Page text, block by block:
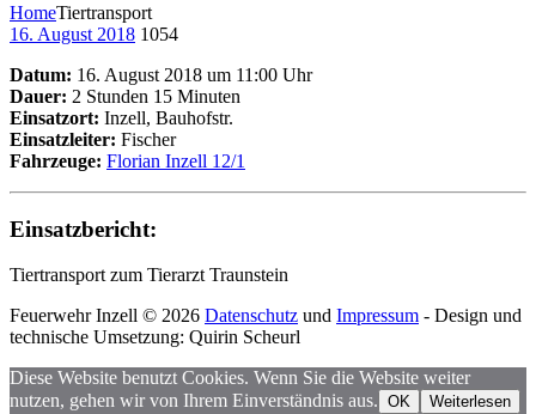
HomeTiertransport
16. August 2018 1054
Datum: 16. August 2018 um 11:00 Uhr
Dauer: 2 Stunden 15 Minuten
Einsatzort: Inzell, Bauhofstr.
Einsatzleiter: Fischer
Fahrzeuge: Florian Inzell 12/1
Einsatzbericht:
Tiertransport zum Tierarzt Traunstein
Feuerwehr Inzell © 2026 Datenschutz und Impressum - Design und
technische Umsetzung: Quirin Scheurl
Diese Website benutzt Cookies. Wenn Sie die Website weiter
nutzen, gehen wir von Ihrem Einverständnis aus. OK Weiterlesen